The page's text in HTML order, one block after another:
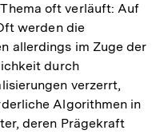
oft verläuft: Auf
werden die
allerdings im Zuge der
durch
verzerrt,
Algorithmen in
deren Prägekraft